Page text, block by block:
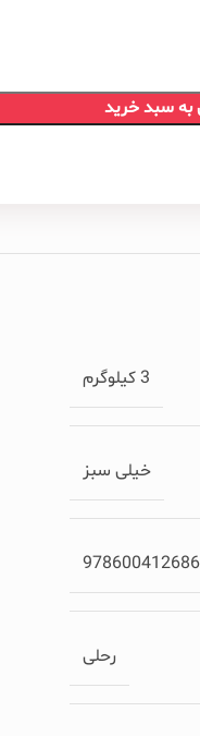
به سبد خرید
3 کیلوگرم
خیلی سبز
رحلی